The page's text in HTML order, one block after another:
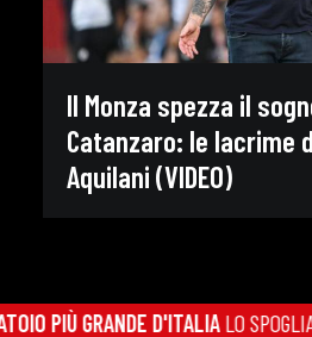
Il Monza spezza il
Catanzaro: le lacrime
Aquilani (VIDEO)
PIÙ GRANDE D'ITALIALO